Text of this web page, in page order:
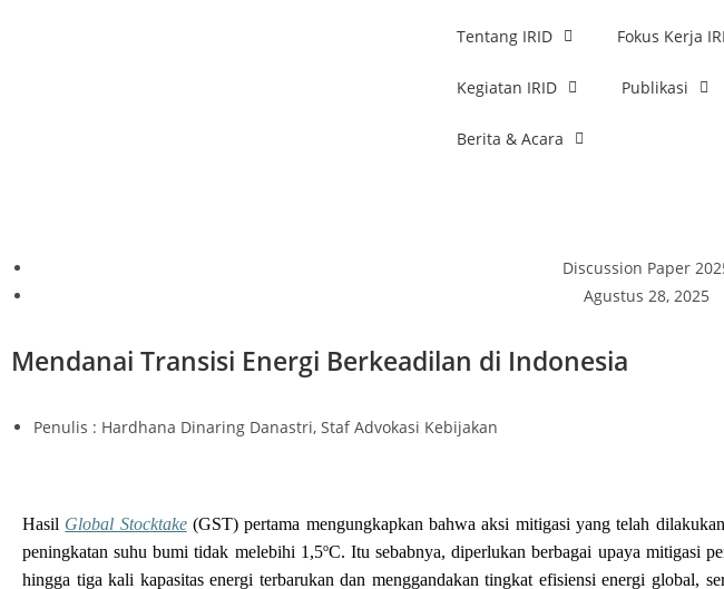
Tentang IRID Fokus Kerja
Kegiatan IRID Publikasi
Berita & Acara
Discussion Paper
Agustus 28, 2025
Mendanai Transisi Energi Berkeadilan di Indonesia
Penulis : Hardhana Dinaring Danastri, Staf Advokasi Kebijakan
Hasil Global Stocktake (GST) pertama mengungkapkan bahwa aksi mitigasi yang telah
peningkatan suhu bumi tidak melebihi 1,5oC. Itu sebabnya, diperlukan berbagai upaya mitigasi
hingga tiga kali kapasitas energi terbarukan dan menggandakan tingkat efisiensi energi global,